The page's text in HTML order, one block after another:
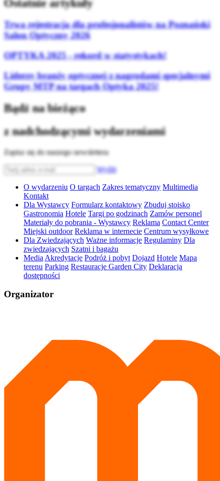
Ostatnie artykuły
Trwa rejestracja dla profesjonalistów na Poznański
Salon Optyczny 2026
OPTYKA 2025 - rekord w statystykach!
Liderzy branży optycznej z nagrodami specjalnymi
Grupy MTP na targach Optyka 2025!
Bądź na bieżąco
z nadchodzącymi wydarzeniami
Zapisz się do naszego newslettera
Wyślij
O wydarzeniu O targach Zakres tematyczny Multimedia
Kontakt
Dla Wystawcy Formularz kontaktowy Zbuduj stoisko
Gastronomia Hotele Targi po godzinach Zamów personel
Materiały do pobrania - Wystawcy Reklama Contact Center
Miejski outdoor Reklama w internecie Centrum wysyłkowe
Dla Zwiedzających Ważne informacje Regulaminy Dla
zwiedzających Szatni i bagażu
Media Akredytacje Podróż i pobyt Dojazd Hotele Mapa
terenu Parking Restauracje Garden City Deklaracja
dostępności
Organizator